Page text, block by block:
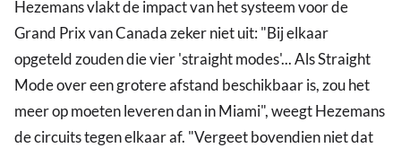
Hezemans vlakt de impact van het systeem voor de
Grand Prix van Canada zeker niet uit: "Bij elkaar
opgeteld zouden die vier 'straight modes'... Als Straight
Mode over een grotere afstand beschikbaar is, zou het
meer op moeten leveren dan in Miami", weegt Hezemans
de circuits tegen elkaar af. "Vergeet bovendien niet dat